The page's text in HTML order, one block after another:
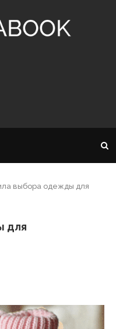
выбора одежды для
для